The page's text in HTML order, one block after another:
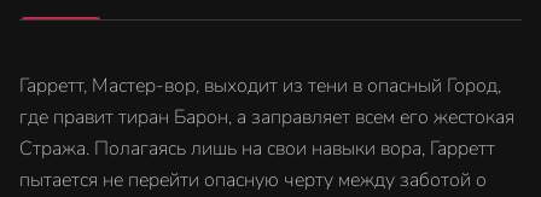
Гарретт, Мастер-вор, выходит из тени в опасный Город,
где правит тиран Барон, а заправляет всем его жестокая
Стража. Полагаясь лишь на свои навыки вора, Гарретт
пытается не перейти опасную черту между заботой о